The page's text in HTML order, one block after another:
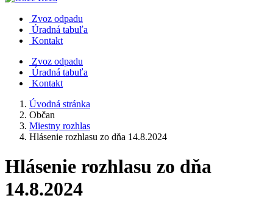
Zvoz odpadu
Úradná tabuľa
Kontakt
Zvoz odpadu
Úradná tabuľa
Kontakt
Úvodná stránka
Občan
Miestny rozhlas
Hlásenie rozhlasu zo dňa 14.8.2024
Hlásenie rozhlasu zo dňa
14.8.2024